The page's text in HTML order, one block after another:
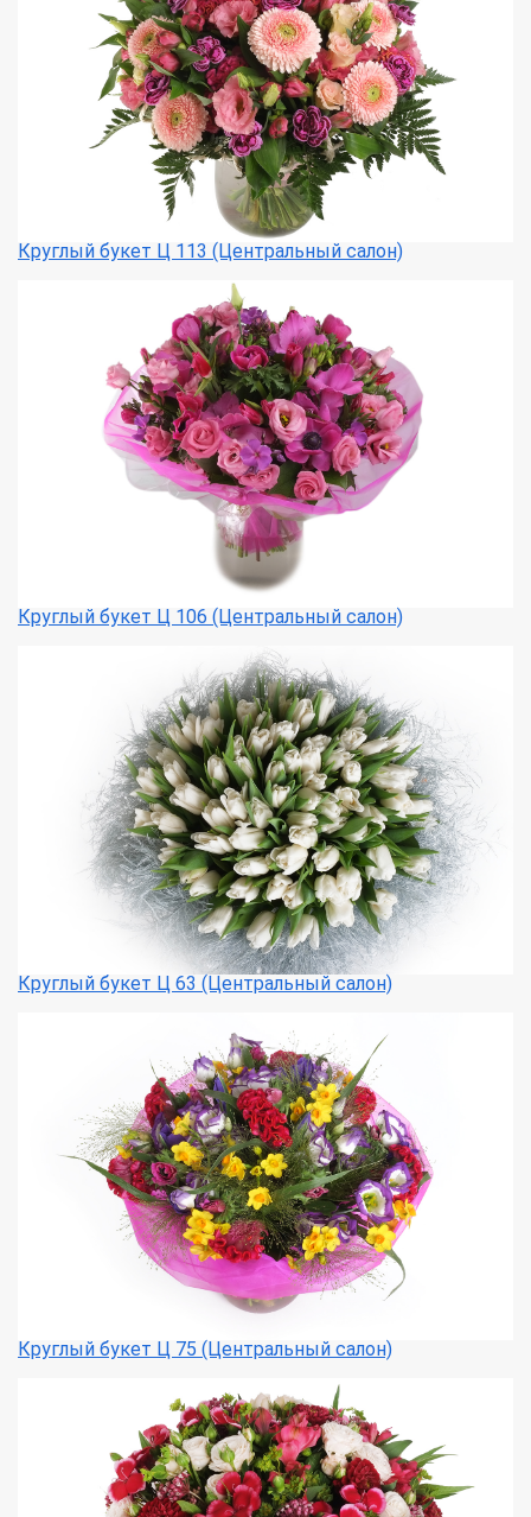
Круглый букет Ц 113 (Центральный салон)
Круглый букет Ц 106 (Центральный салон)
Круглый букет Ц 63 (Центральный салон)
Круглый букет Ц 75 (Центральный салон)